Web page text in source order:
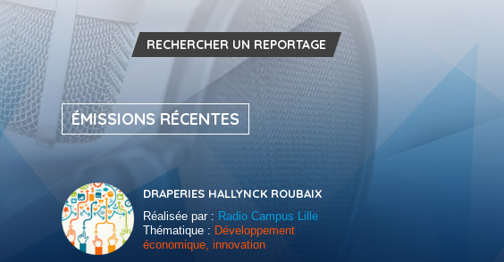
RECHERCHER UN REPORTAGE
ÉMISSIONS RÉCENTES
DRAPERIES HALLYNCK ROUBAIX
Réalisée par : Radio Campus Lille
Thématique : Développement
économique, innovation